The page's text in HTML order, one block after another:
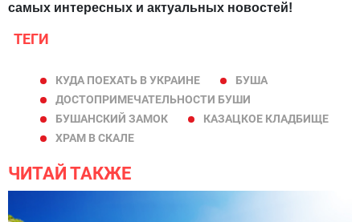
самых интересных и актуальных новостей!
ТЕГИ
КУДА ПОЕХАТЬ В УКРАИНЕ
БУША
ДОСТОПРИМЕЧАТЕЛЬНОСТИ БУШИ
БУШАНСКИЙ ЗАМОК
КАЗАЦКОЕ КЛАДБИЩЕ
ХРАМ В СКАЛЕ
ЧИТАЙ ТАКЖЕ